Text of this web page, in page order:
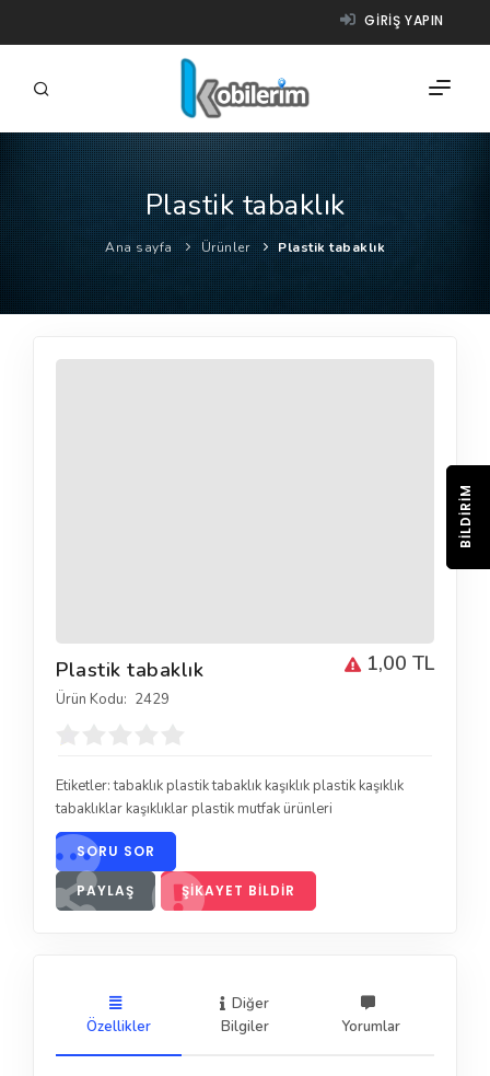
GIRIŞ YAPIN
FIRMALAR
ÜRÜNLER
NASIL ÇALIŞIR?
YARDIM
Plastik tabaklık
Ana sayfa Ürünler Plastik tabaklık
1,00 TL
Plastik tabaklık
Ürün Kodu: 2429
Etiketler:tabaklık plastik tabaklık kaşıklık plastik kaşıklık
tabaklıklar kaşıklıklar plastik mutfak ürünleri
SORU SOR
PAYLAŞ ŞIKAYET BILDIR
Özellikler
Diğer
Bilgiler
Yorumlar
BILDIRIM